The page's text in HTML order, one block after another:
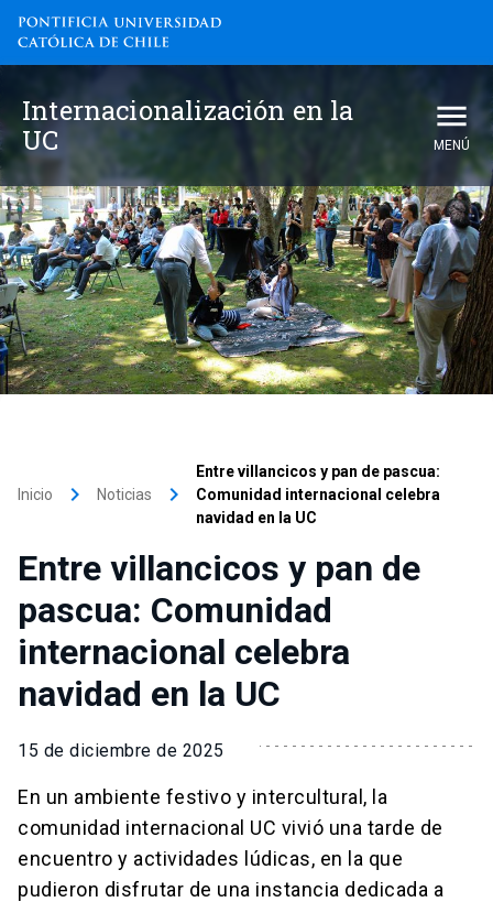
Internacionalización en la
UC
MENÚ
Inicio keyboard_arrow_right Noticias keyboard_arrow_right
Entre villancicos y pan de pascua:
Comunidad internacional celebra
navidad en la UC
Entre villancicos y pan de
pascua: Comunidad
internacional celebra
navidad en la UC
15 de diciembre de 2025
En un ambiente festivo y intercultural, la
comunidad internacional UC vivió una tarde de
encuentro y actividades lúdicas, en la que
pudieron disfrutar de una instancia dedicada a